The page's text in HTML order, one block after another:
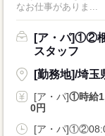
なお仕事がありま...
[ア・パ]①②梱
スタッフ
[勤務地]/埼玉
[ア・パ]①時給
0円
[ア・パ